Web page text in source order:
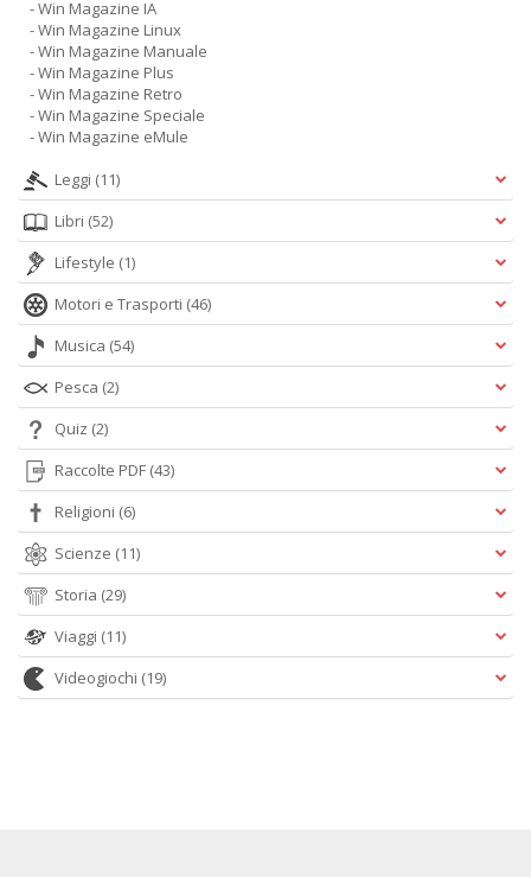
- Win Magazine IA
- Win Magazine Linux
- Win Magazine Manuale
- Win Magazine Plus
- Win Magazine Retro
- Win Magazine Speciale
- Win Magazine eMule
Leggi (11)
Libri (52)
Lifestyle (1)
Motori e Trasporti (46)
Musica (54)
Pesca (2)
Quiz (2)
Raccolte PDF (43)
Religioni (6)
Scienze (11)
Storia (29)
Viaggi (11)
Videogiochi (19)